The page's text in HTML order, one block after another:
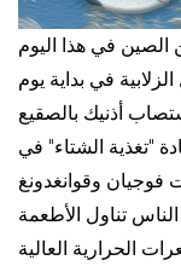
في بداية يوم
"تغذية الشتاء" في
وقوانغدونغ
تناول الأطعمة